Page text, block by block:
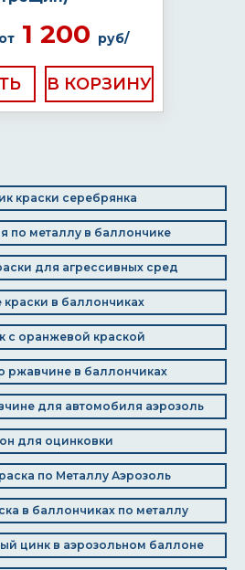
от 1 200 руб/
краски серебрянка
по металлу в баллончике
для агрессивных сред
краски в баллончиках
с оранжевой краской
ржавчине в баллончиках
для автомобиля аэрозоль
для оцинковки
по Металлу Аэрозоль
в баллончиках по металлу
цинк в аэрозольном баллоне